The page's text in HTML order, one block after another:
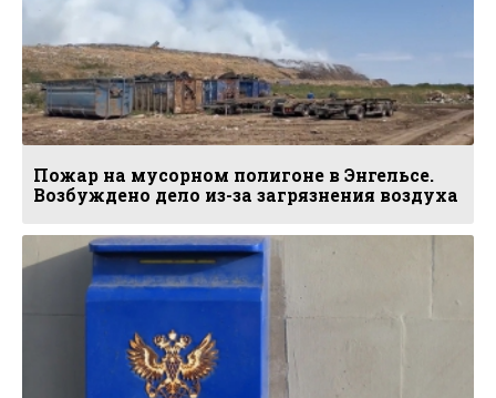
Пожар на мусорном полигоне в Энгельсе.
Возбуждено дело из-за загрязнения воздуха